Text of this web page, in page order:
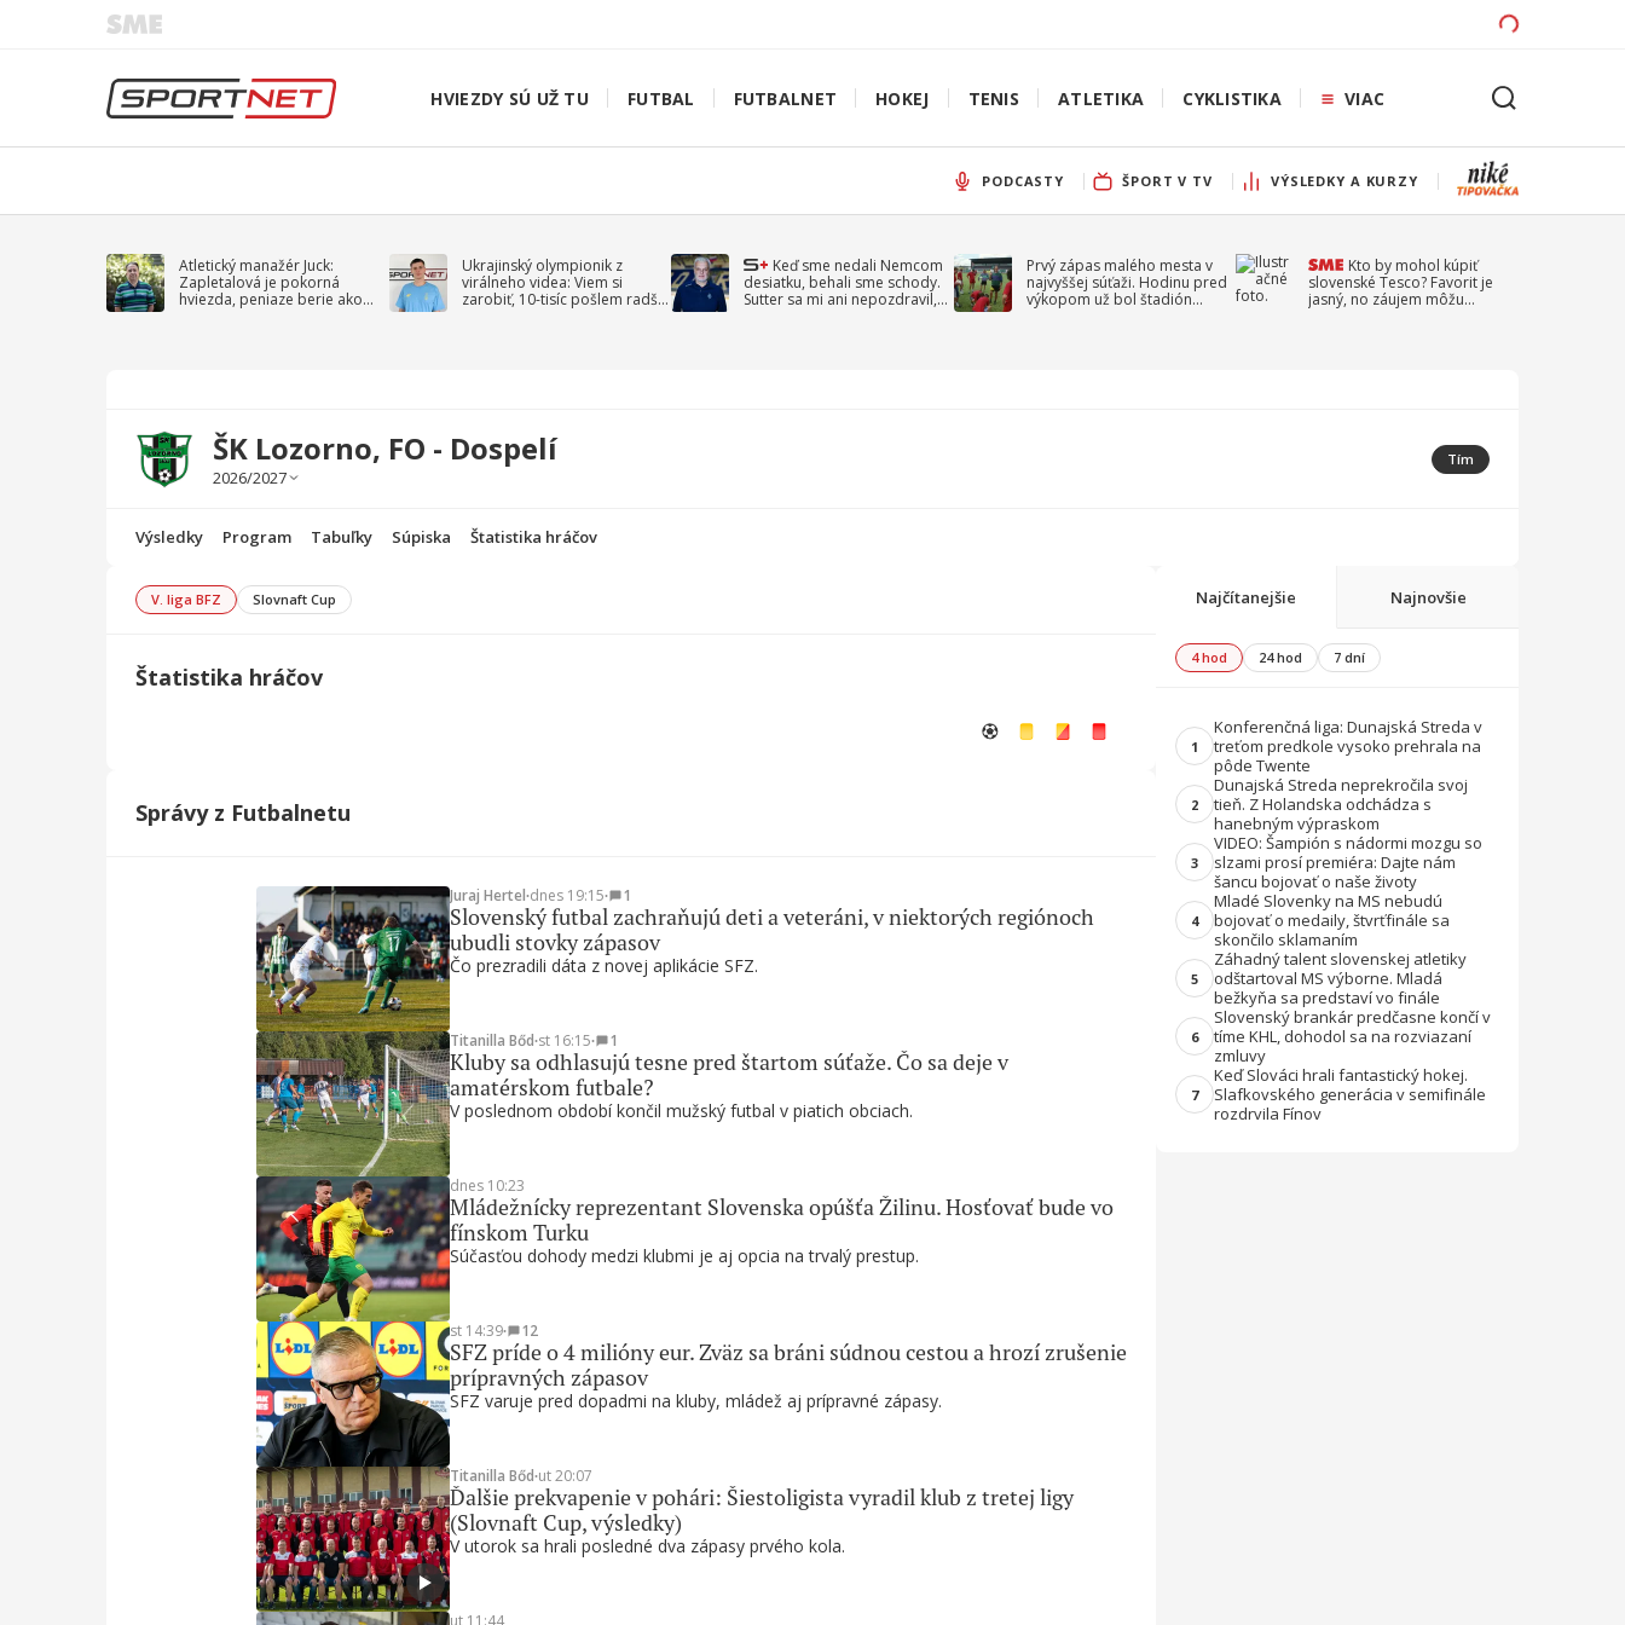
HVIEZDY SÚ UŽ TU FUTBAL FUTBALNET HOKEJ TENIS ATLETIKA CYKLISTIKA VIAC
PODCASTY ŠPORT V TV VÝSLEDKY A KURZY
Atletický manažér Juck:
Zapletalová je pokorná
hviezda, peniaze berie ako
Ukrajinský olympionik z
virálneho videa: Viem si
zarobiť, 10-tisíc pošlem radšej
Keď sme nedali Nemcom
desiatku, behali sme schody.
Sutter sa mi ani nepozdravil,
Prvý zápas malého mesta v
najvyššej súťaži. Hodinu pred
výkopom už bol štadión
Kto by mohol kúpiť
slovenské Tesco? Favorit je
jasný, no záujem môžu
ŠK Lozorno, FO - Dospelí Tím
Výsledky Program Tabuľky Súpiska Štatistika hráčov
V. liga BFZ Slovnaft Cup
Štatistika hráčov
Správy z Futbalnetu
Čo prezradili dáta z novej aplikácie SFZ.
Slovenský futbal zachraňujú deti a veteráni, v niektorých regiónoch
ubudli stovky zápasov
Juraj Hertel∙dnes 19:15∙ 1
V poslednom období končil mužský futbal v piatich obciach.
Kluby sa odhlasujú tesne pred štartom súťaže. Čo sa deje v
amatérskom futbale?
Titanilla Bőd∙st 16:15∙ 1
Súčasťou dohody medzi klubmi je aj opcia na trvalý prestup.
Mládežnícky reprezentant Slovenska opúšťa Žilinu. Hosťovať bude vo
fínskom Turku
dnes 10:23
SFZ varuje pred dopadmi na kluby, mládež aj prípravné zápasy.
SFZ príde o 4 milióny eur. Zväz sa bráni súdnou cestou a hrozí zrušenie
prípravných zápasov
st 14:39∙ 12
V utorok sa hrali posledné dva zápasy prvého kola.
Ďalšie prekvapenie v pohári: Šiestoligista vyradil klub z tretej ligy
(Slovnaft Cup, výsledky)
Titanilla Bőd∙ut 20:07
ut 11:44
Najčítanejšie Najnovšie
4 hod 24 hod 7 dní
1
Konferenčná liga: Dunajská Streda v
treťom predkole vysoko prehrala na
pôde Twente
2
Dunajská Streda neprekročila svoj
tieň. Z Holandska odchádza s
hanebným výpraskom
3
VIDEO: Šampión s nádormi mozgu so
slzami prosí premiéra: Dajte nám
šancu bojovať o naše životy
4
Mladé Slovenky na MS nebudú
bojovať o medaily, štvrťfinále sa
skončilo sklamaním
5
Záhadný talent slovenskej atletiky
odštartoval MS výborne. Mladá
bežkyňa sa predstaví vo finále
6
Slovenský brankár predčasne končí v
tíme KHL, dohodol sa na rozviazaní
zmluvy
7
Keď Slováci hrali fantastický hokej.
Slafkovského generácia v semifinále
rozdrvila Fínov